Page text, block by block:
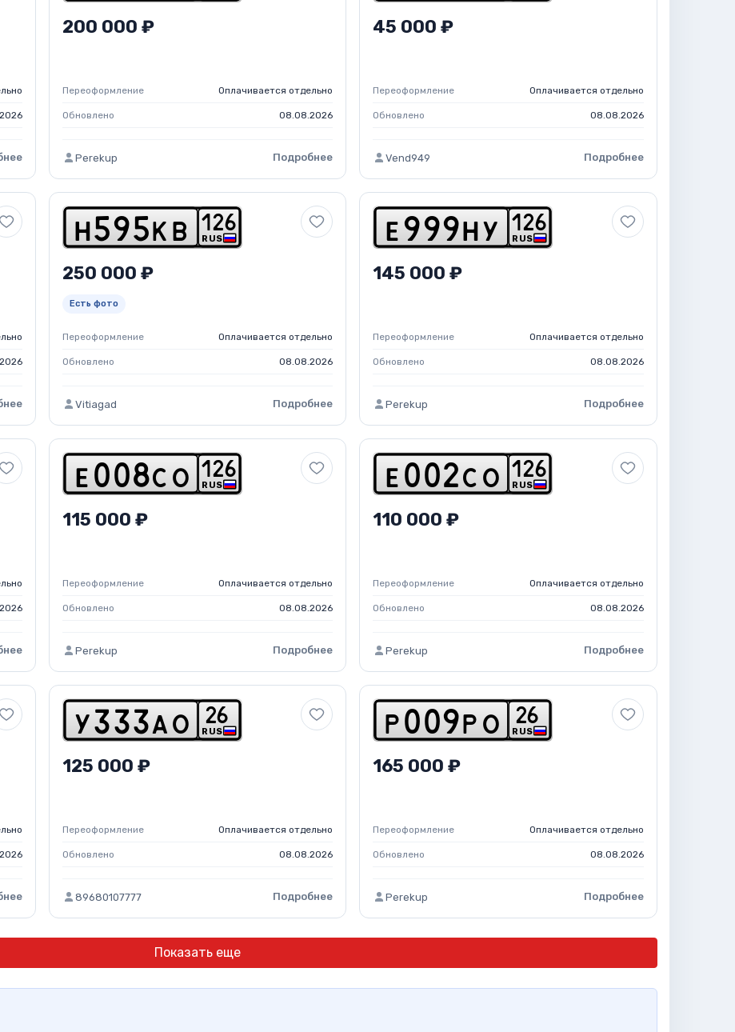
200 000 ₽
Переоформление Оплачивается отдельно
Обновлено 08.08.2026
Perekup Подробнее
45 000 ₽
Переоформление Оплачивается отдельно
Обновлено 08.08.2026
Vend949 Подробнее
h 5 9 5 k b RUS
1 26
250 000 ₽
Есть фото
Переоформление Оплачивается отдельно
Обновлено 08.08.2026
Vitiagad Подробнее
e 9 9 9 h y RUS
1 26
145 000 ₽
Переоформление Оплачивается отдельно
Обновлено 08.08.2026
Perekup Подробнее
e 0 0 8c o RUS
1 26
115 000 ₽
Переоформление Оплачивается отдельно
Обновлено 08.08.2026
Perekup Подробнее
e 0 0 2 c o RUS
1 26
110 000 ₽
Переоформление Оплачивается отдельно
Обновлено 08.08.2026
Perekup Подробнее
y 3 3 3 a o RUS
26
125 000 ₽
Переоформление Оплачивается отдельно
Обновлено 08.08.2026
89680107777 Подробнее
p 0 0 9 p o RUS
26
165 000 ₽
Переоформление Оплачивается отдельно
Обновлено 08.08.2026
Perekup Подробнее
Показать еще